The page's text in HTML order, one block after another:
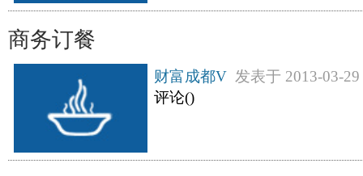
商务订餐
财富成都V 发表于 2013-03-29
评论()